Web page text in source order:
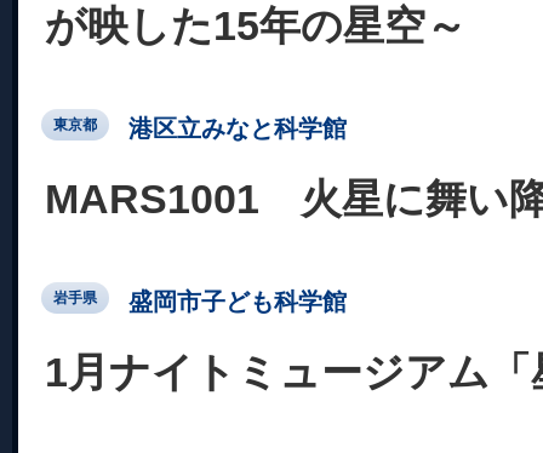
が映した15年の星空～
東京都 港区立みなと科学館
MARS1001 火星に舞い
岩手県 盛岡市子ども科学館
1月ナイトミュージアム